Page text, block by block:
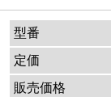
型番
定価
販売価格